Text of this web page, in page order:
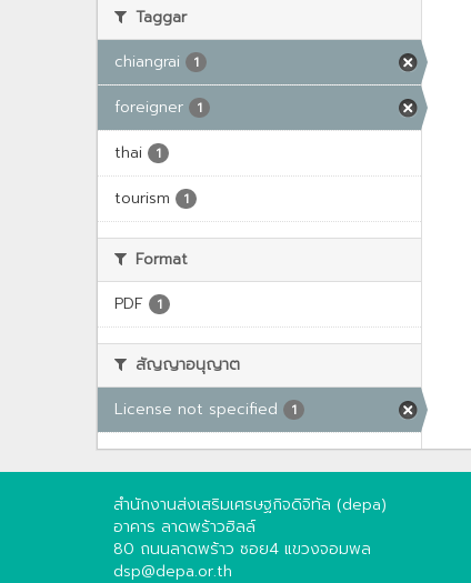
Taggar
chiangrai
1
foreigner 1
thai 1
tourism 1
Format
PDF
1
สัญญาอนุญาต
License not specified
1
สำนักงานส่งเสริมเศรษฐกิจดิจิทัล (depa)
อาคาร ลาดพร้าวฮิลล์
80 ถนนลาดพร้าว ซอย4 แขวงจอมพล
dsp@depa.or.th